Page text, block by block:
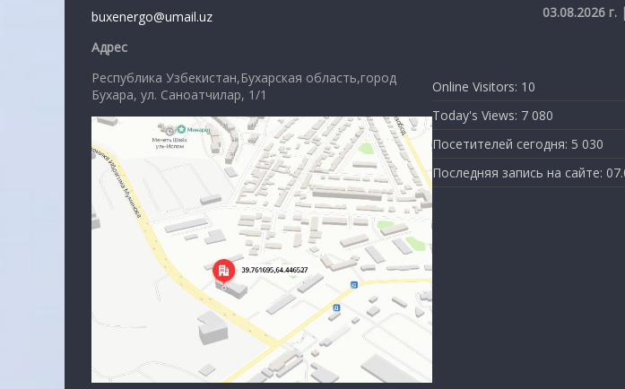
buxenergo@umail.uz
Адрес
Республика Узбекистан,Бухарская область,город
Бухара, ул. Саноатчилар, 1/1
03.08.2026 г.
Online Visitors: 10
Today's Views: 7 080
Посетителей сегодня: 5 030
Последняя запись на сайте: